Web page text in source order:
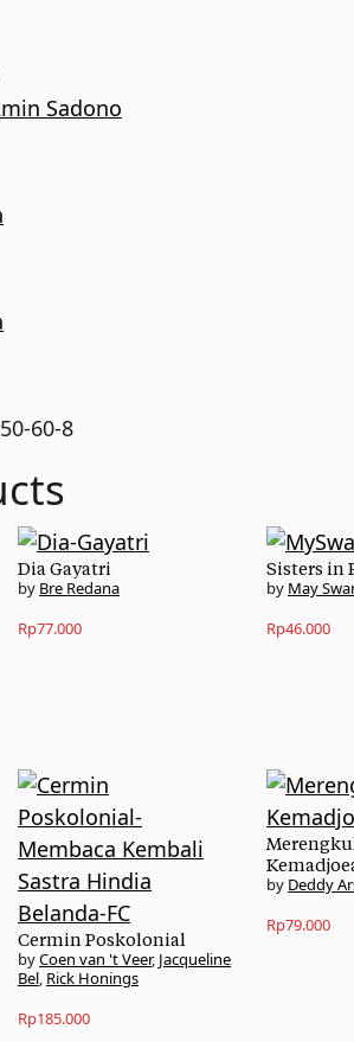
Sadono
60-8
Dia Gayatri
Bre Redana
Rp77.000
Sisters in
May
Rp46.000
Cermin Poskolonial
Coen van 't Veer, Jacqueline
Bel, Rick Honings
Rp185.000
Deddy
Rp79.000